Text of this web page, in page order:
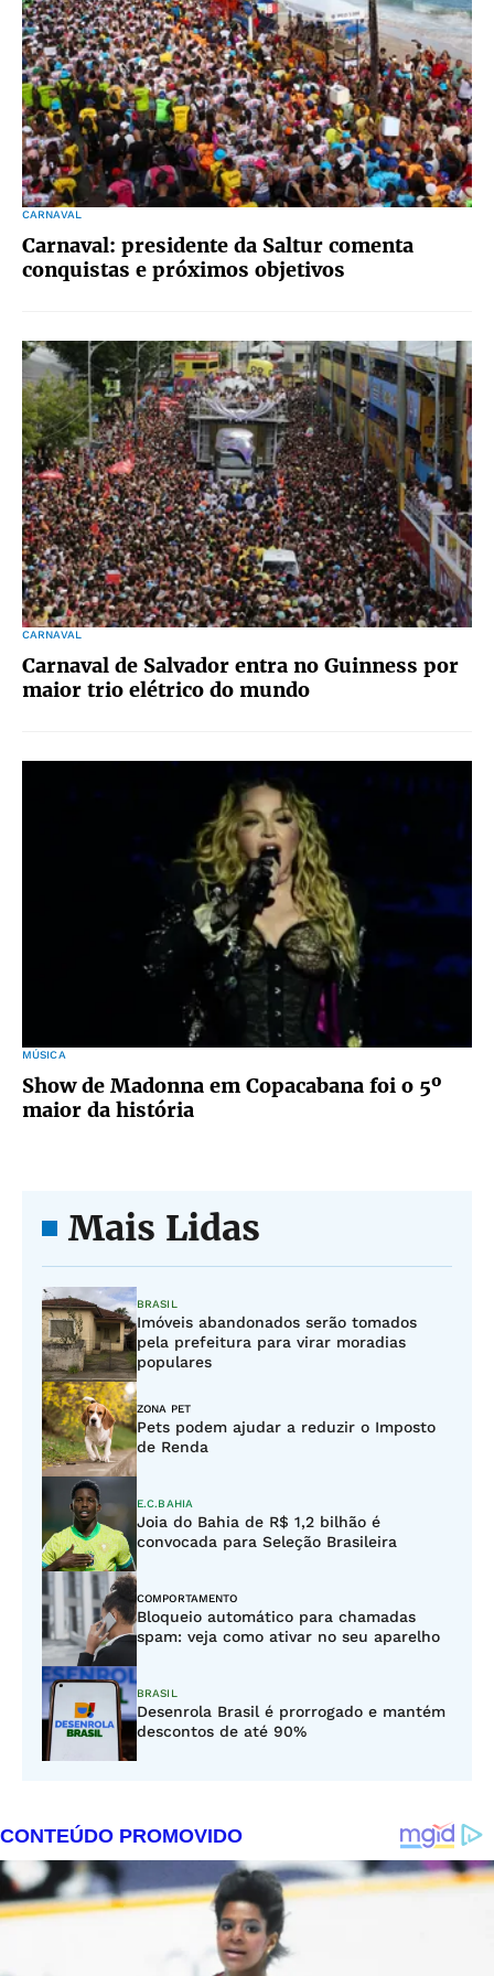
CARNAVAL
Carnaval: presidente da Saltur comenta
conquistas e próximos objetivos
CARNAVAL
Carnaval de Salvador entra no Guinness por
maior trio elétrico do mundo
MÚSICA
Show de Madonna em Copacabana foi o 5º
maior da história
Mais Lidas
BRASIL
Imóveis abandonados serão tomados
pela prefeitura para virar moradias
populares
ZONA PET
Pets podem ajudar a reduzir o Imposto
de Renda
E.C.BAHIA
Joia do Bahia de R$ 1,2 bilhão é
convocada para Seleção Brasileira
COMPORTAMENTO
Bloqueio automático para chamadas
spam: veja como ativar no seu aparelho
BRASIL
Desenrola Brasil é prorrogado e mantém
descontos de até 90%